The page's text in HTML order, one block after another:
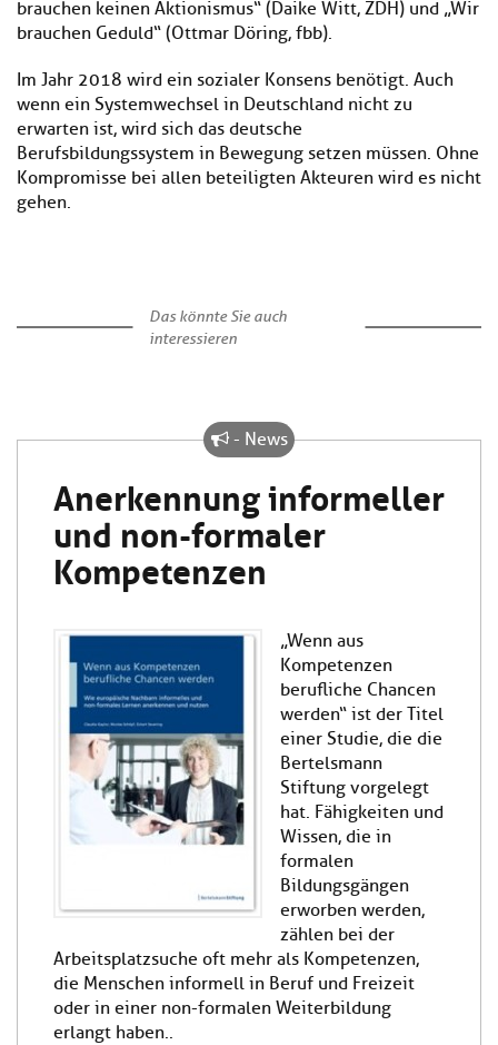
brauchen keinen Aktionismus“ (Daike Witt, ZDH) und „Wir
brauchen Geduld“ (Ottmar Döring, fbb).
Im Jahr 2018 wird ein sozialer Konsens benötigt. Auch
wenn ein Systemwechsel in Deutschland nicht zu
erwarten ist, wird sich das deutsche
Berufsbildungssystem in Bewegung setzen müssen. Ohne
Kompromisse bei allen beteiligten Akteuren wird es nicht
gehen.
Das könnte Sie auch
interessieren
Anerkennung informeller
und non-formaler
Kompetenzen
- News
„Wenn aus
Kompetenzen
berufliche Chancen
werden“ ist der Titel
einer Studie, die die
Bertelsmann
Stiftung vorgelegt
hat. Fähigkeiten und
Wissen, die in
formalen
Bildungsgängen
erworben werden,
zählen bei der
Arbeitsplatzsuche oft mehr als Kompetenzen,
die Menschen informell in Beruf und Freizeit
oder in einer non-formalen Weiterbildung
erlangt haben..